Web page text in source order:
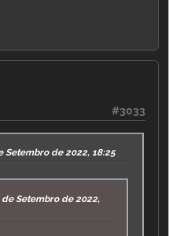
#3033
de 2022, 18:25
Setembro de 2022,